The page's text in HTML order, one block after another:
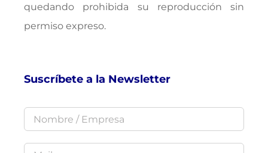
quedando prohibida su reproducción sin
permiso expreso.
Suscríbete a la Newsletter